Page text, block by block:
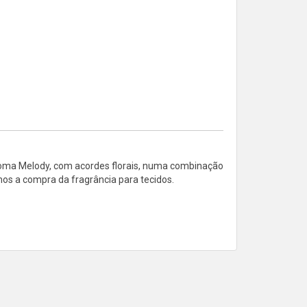
Melody, com acordes florais, numa combinação
a compra da fragrância para tecidos.